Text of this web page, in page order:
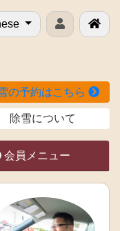
の予約はこちら
除雪について
会員メニュー